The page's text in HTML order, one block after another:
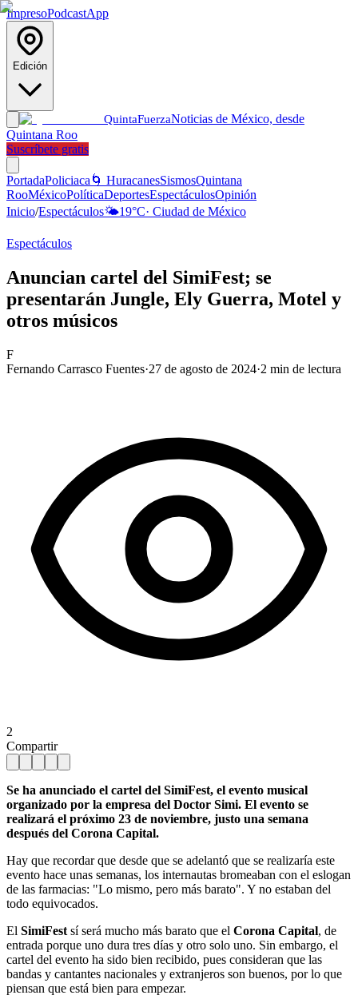
ImpresoPodcastApp
Edición
QuintaFuerzaNoticias de México, desde
Quintana Roo
Suscríbete gratis
PortadaPoliciaca 🌀 HuracanesSismosQuintana
RooMéxicoPolíticaDeportesEspectáculosOpinión
Inicio/Espectáculos🌤️19°C· Ciudad de México
Espectáculos
Anuncian cartel del SimiFest; se
presentarán Jungle, Ely Guerra, Motel y
otros músicos
F
Fernando Carrasco Fuentes·27 de agosto de 2024·2 min de lectura
2
Compartir
Se ha anunciado el cartel del SimiFest, el evento musical
organizado por la empresa del Doctor Simi. El evento se
realizará el próximo 23 de noviembre, justo una semana
después del Corona Capital.
Hay que recordar que desde que se adelantó que se realizaría este
evento hace unas semanas, los internautas bromeaban con el eslogan
de las farmacias: "Lo mismo, pero más barato". Y no estaban del
todo equivocados.
El SimiFest sí será mucho más barato que el Corona Capital, de
entrada porque uno dura tres días y otro solo uno. Sin embargo, el
cartel del evento ha sido bien recibido, pues consideran que las
bandas y cantantes nacionales y extranjeros son buenos, por lo que
piensan que está bien para empezar.